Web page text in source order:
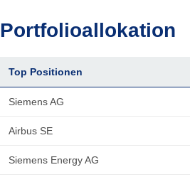
Portfolioallokation
Top Positionen
Siemens AG
Airbus SE
Siemens Energy AG